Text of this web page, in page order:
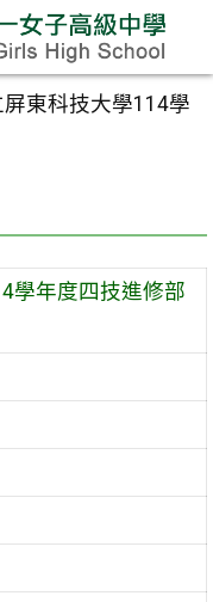
屏東科技大學114學
學年度四技進修部